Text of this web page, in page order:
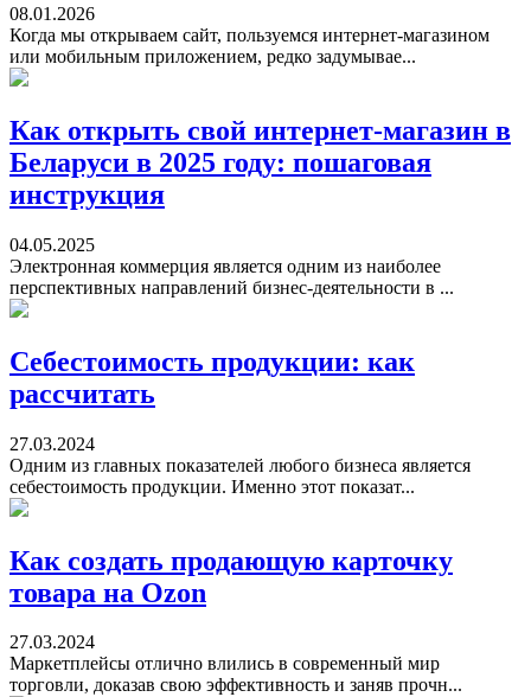
08.01.2026
Когда мы открываем сайт, пользуемся интернет-магазином
или мобильным приложением, редко задумывае...
Как открыть свой интернет-магазин в
Беларуси в 2025 году: пошаговая
инструкция
04.05.2025
Электронная коммерция является одним из наиболее
перспективных направлений бизнес-деятельности в ...
Себестоимость продукции: как
рассчитать
27.03.2024
Одним из главных показателей любого бизнеса является
себестоимость продукции. Именно этот показат...
Как создать продающую карточку
товара на Ozon
27.03.2024
Маркетплейсы отлично влились в современный мир
торговли, доказав свою эффективность и заняв прочн...